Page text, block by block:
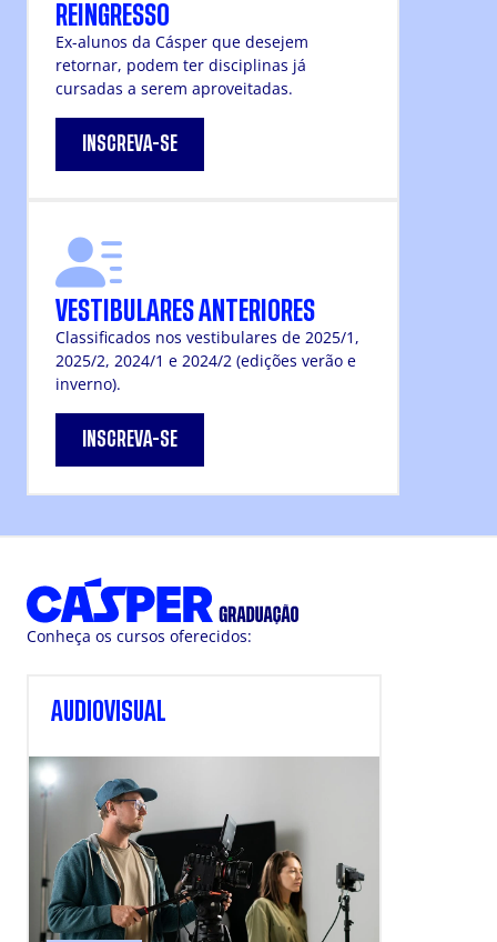
REINGRESSO
Ex-alunos da Cásper que desejem
retornar, podem ter disciplinas já
cursadas a serem aproveitadas.
INSCREVA-SE
VESTIBULARES ANTERIORES
Classificados nos vestibulares de 2025/1,
2025/2, 2024/1 e 2024/2 (edições verão e
inverno).
INSCREVA-SE
Conheça os cursos oferecidos:
AUDIOVISUAL